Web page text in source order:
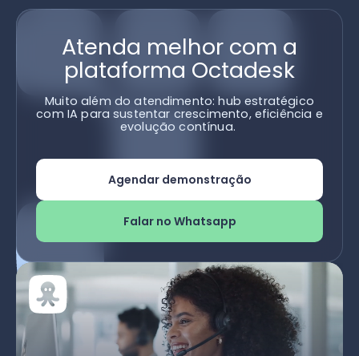
Atenda melhor com a
plataforma Octadesk
Muito além do atendimento: hub estratégico
com IA para sustentar crescimento, eficiência e
evolução contínua.
Agendar demonstração
Falar no Whatsapp